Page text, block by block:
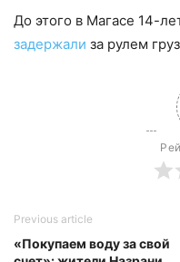
До этого в Магасе 14-
задержали за рулем
Previous article
«Покупаем воду за свой